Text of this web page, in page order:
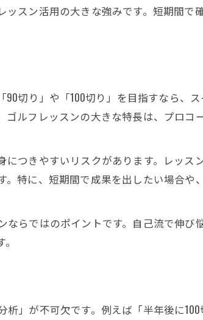
ログラム
けるコツ
出るのか
イント
イミングとは
い分け方
スン活用の大きな強みです。短期間で
切り」や「100切り」を目指すなら、
ルフレッスンの大きな特長は、プロコ
つきやすいリスクがあります。レッス
特に、短期間で成果を出したい場合や
らではのポイントです。自己流で伸び
」が不可欠です。例えば「半年後に100